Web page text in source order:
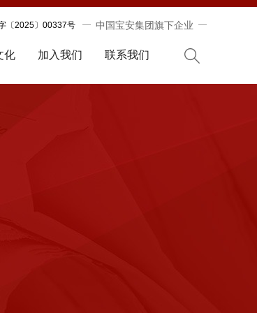
〔2025〕00337号 中国宝安集团旗下企业
化 加入我们 联系我们